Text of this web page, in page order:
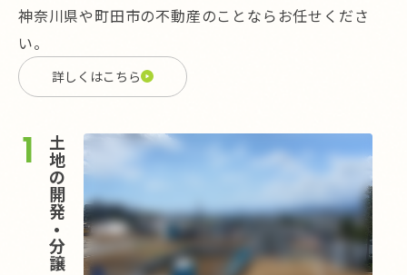
神奈川県や町田市の不動産のことならお任せくださ
い。
詳しくはこちら
1 土
地
の
開
発
•
分
譲